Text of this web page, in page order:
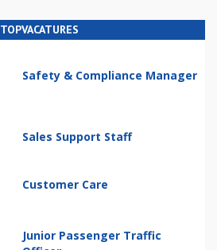
TOPVACATURES
Safety & Compliance Manager
Sales Support Staff
Customer Care
Junior Passenger Traffic